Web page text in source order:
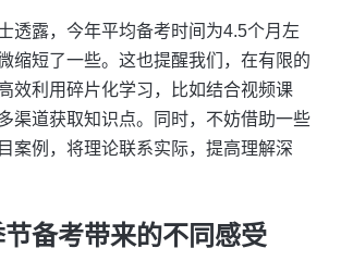
透露，今年平均备考时间为4.5个月左
缩短了一些。这也提醒我们，在有限的
效利用碎片化学习，比如结合视频课
渠道获取知识点。同时，不妨借助一些
案例，将理论联系实际，提高理解深
节备考带来的不同感受